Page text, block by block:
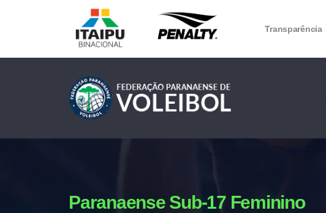
Transparência
Paranaense Sub-17 Feminino